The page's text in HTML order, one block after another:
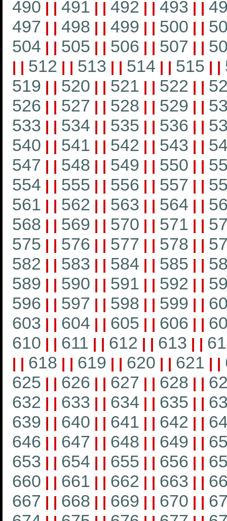
490 | | 491 | | 492 | | 493 | |
497 | | 498 | | 499 | | 500 | |
504 | | 505 | | 506 | | 507 | |
| | 512 | | 513 | | 514 | | 515 | |
519 | | 520 | | 521 | | 522 | |
526 | | 527 | | 528 | | 529 | |
533 | | 534 | | 535 | | 536 | |
540 | | 541 | | 542 | | 543 | |
547 | | 548 | | 549 | | 550 | |
554 | | 555 | | 556 | | 557 | |
561 | | 562 | | 563 | | 564 | |
568 | | 569 | | 570 | | 571 | |
575 | | 576 | | 577 | | 578 | |
582 | | 583 | | 584 | | 585 | |
589 | | 590 | | 591 | | 592 | |
596 | | 597 | | 598 | | 599 | |
603 | | 604 | | 605 | | 606 | |
610 | | 611 | | 612 | | 613 | |
| | 618 | | 619 | | 620 | | 621 | |
625 | | 626 | | 627 | | 628 | |
632 | | 633 | | 634 | | 635 | |
639 | | 640 | | 641 | | 642 | |
646 | | 647 | | 648 | | 649 | |
653 | | 654 | | 655 | | 656 | |
660 | | 661 | | 662 | | 663 | |
667 | | 668 | | 669 | | 670 | |